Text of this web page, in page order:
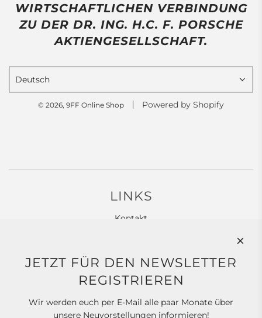
WIRTSCHAFTLICHEN VERBINDUNG
ZU DER DR. ING. H.C. F. PORSCHE
AKTIENGESELLSCHAFT.
Deutsch
© 2026, 9FF Online Shop Powered by Shopify
LINKS
Kontakt
Datenschutz
Impressum
JETZT FÜR DEN NEWSLETTER
REGISTRIEREN
Wir werden euch per E-Mail alle paar Monate über
unsere Neuvorstellungen informieren!